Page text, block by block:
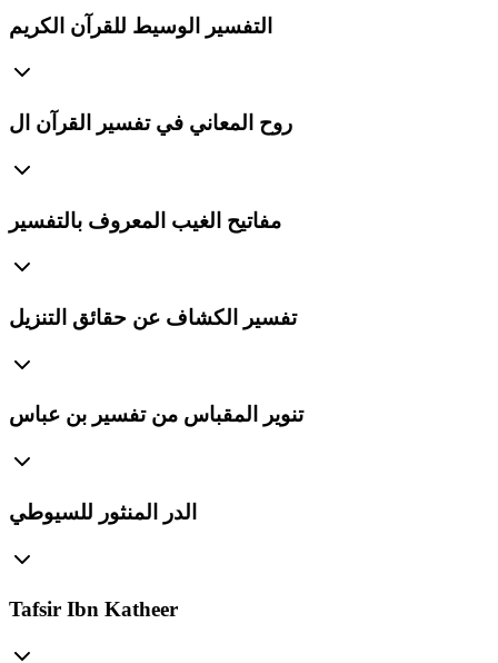
التفسير الوسيط للقرآن الكريم
روح المعاني في تفسير القرآن ال
مفاتيح الغيب المعروف بالتفسير
تفسير الكشاف عن حقائق التنزيل
تنوير المقباس من تفسير بن عباس
الدر المنثور للسيوطي
Tafsir Ibn Katheer